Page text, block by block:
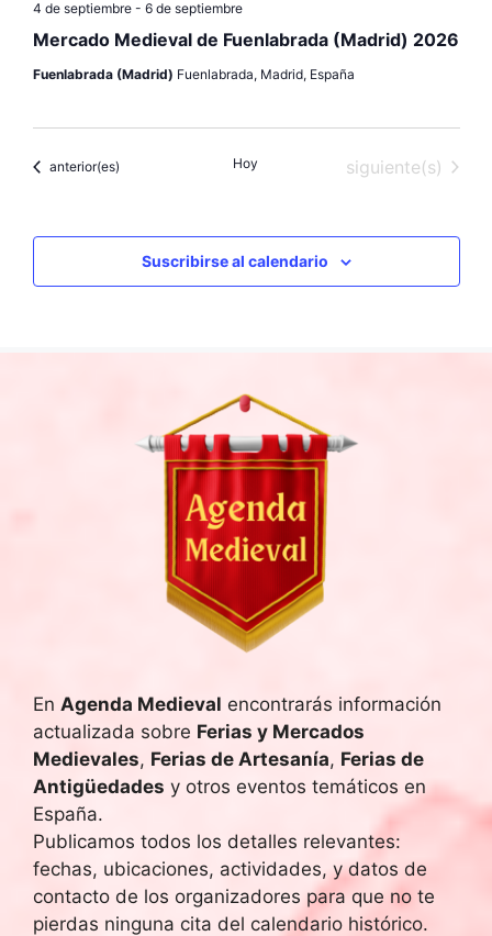
Mercado Medieval de Fuenlabrada (Madrid) 2026
4 de septiembre- 6 de septiembre
Fuenlabrada (Madrid) Fuenlabrada, Madrid, España
Eventos
anterior(es) Hoy Eventos
siguiente(s)
Suscribirse al calendario
En Agenda Medieval encontrarás información
actualizada sobre Ferias y Mercados
Medievales, Ferias de Artesanía, Ferias de
Antigüedades y otros eventos temáticos en
España.
Publicamos todos los detalles relevantes:
fechas, ubicaciones, actividades, y datos de
contacto de los organizadores para que no te
pierdas ninguna cita del calendario histórico.